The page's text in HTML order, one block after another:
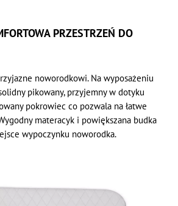
PRZESTRZEŃ DO
noworodkowi. Na wyposażeniu
pikowany, przyjemny w dotyku
pokrowiec co pozwala na łatwe
materacyk i powiększana budka
wypoczynku noworodka.